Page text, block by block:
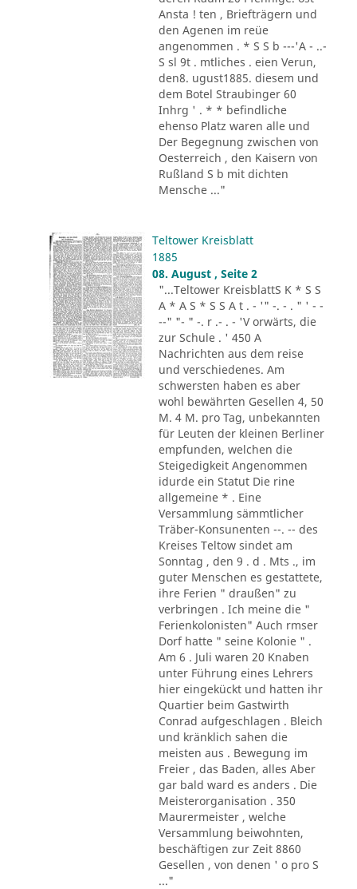
Ansta ! ten , Briefträgern und
den Agenen im reüe
angenommen . * S S b ---'A - ..-
S sl 9t . mtliches . eien Verun,
den8. ugust1885. diesem und
dem Botel Straubinger 60
Inhrg ' . * * befindliche
ehenso Platz waren alle und
Der Begegnung zwischen von
Oesterreich , den Kaisern von
Rußland S b mit dichten
Mensche ..."
Teltower Kreisblatt
1885
08. August , Seite 2
"...Teltower KreisblattS K * S S
A * A S * S S A t . - '" -. - . " ' - -
--" "- " -. r .- . - 'V orwärts, die
zur Schule . ' 450 A
Nachrichten aus dem reise
und verschiedenes. Am
schwersten haben es aber
wohl bewährten Gesellen 4, 50
M. 4 M. pro Tag, unbekannten
für Leuten der kleinen Berliner
empfunden, welchen die
Steigedigkeit Angenommen
idurde ein Statut Die rine
allgemeine * . Eine
Versammlung sämmtlicher
Träber-Konsunenten --. -- des
Kreises Teltow sindet am
Sonntag , den 9 . d . Mts ., im
guter Menschen es gestattete,
ihre Ferien " draußen" zu
verbringen . Ich meine die "
Ferienkolonisten" Auch rmser
Dorf hatte " seine Kolonie " .
Am 6 . Juli waren 20 Knaben
unter Führung eines Lehrers
hier eingekückt und hatten ihr
Quartier beim Gastwirth
Conrad aufgeschlagen . Bleich
und kränklich sahen die
meisten aus . Bewegung im
Freier , das Baden, alles Aber
gar bald ward es anders . Die
Meisterorganisation . 350
Maurermeister , welche
Versammlung beiwohnten,
beschäftigen zur Zeit 8860
Gesellen , von denen ' o pro S
..."